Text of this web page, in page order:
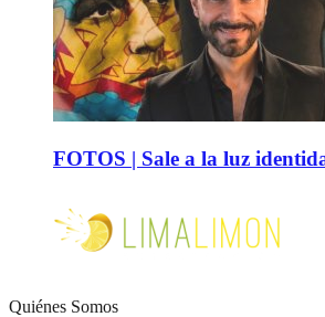
FOTOS | Sale a la luz
Quiénes Somos